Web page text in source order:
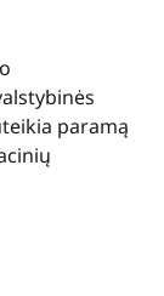
paramą